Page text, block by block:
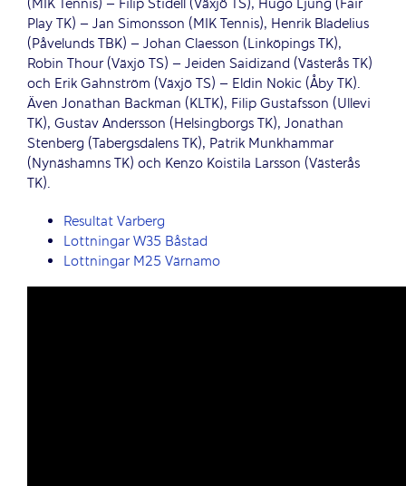
(MIK Tennis) – Filip Stidell (Växjö TS), Hugo Ljung (Fair
Play TK) – Jan Simonsson (MIK Tennis), Henrik Bladelius
(Påvelunds TBK) – Johan Claesson (Linköpings TK),
Robin Thour (Växjö TS) – Jeiden Saidizand (Västerås TK)
och Erik Gahnström (Växjö TS) – Eldin Nokic (Åby TK).
Även Jonathan Backman (KLTK), Filip Gustafsson (Ullevi
TK), Gustav Andersson (Helsingborgs TK), Jonathan
Stenberg (Tabergsdalens TK), Patrik Munkhammar
(Nynäshamns TK) och Kenzo Koistila Larsson (Västerås
TK).
Resultat Varberg
Lottningar W35 Båstad
Lottningar M25 Värnamo